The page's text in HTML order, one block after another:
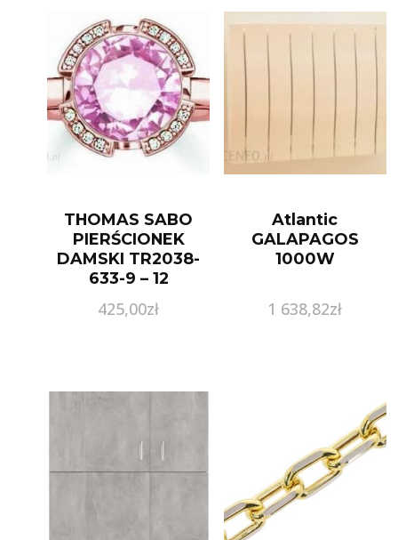
THOMAS SABO
PIERŚCIONEK
DAMSKI TR2038-
633-9 – 12
425,00zł
Atlantic
GALAPAGOS
1000W
1 638,82zł